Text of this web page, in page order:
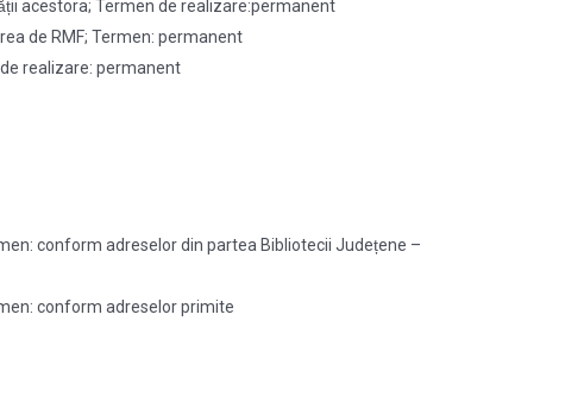
acestora; Termen de realizare:permanent
de RMF; Termen: permanent
realizare: permanent
conform adreselor din partea Bibliotecii Județene –
conform adreselor primite